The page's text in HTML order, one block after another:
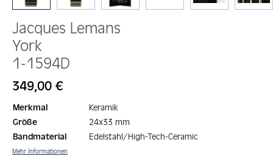
Jacques Lemans
York
1-1594D
Regulärer Preis:
349,00 €
Merkmal
Keramik
Größe
24x33 mm
Bandmaterial
Edelstahl/High-Tech-Ceramic
Mehr Informationen